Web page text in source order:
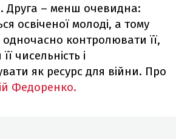
Друга – менш очевидна:
освіченої молоді, а тому
одночасно контролювати її,
чисельність і
як ресурс для війни. Про
Федоренко.